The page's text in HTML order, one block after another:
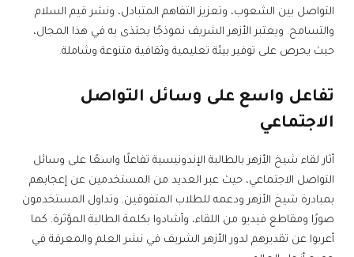
التواصل بين الشعوب، وتعزيز التفاهم المتبادل، ونشر قيم السلام
والتسامح. ويعتبر الأزهر الشريف نموذجًا يحتذى به في هذا المجال،
حيث يحرص على توفير بيئة تعليمية وثقافية متنوعة وشاملة.
تفاعل واسع على وسائل التواصل
الاجتماعي
أثار لقاء شيخ الأزهر بالطالبة الإندونيسية تفاعلًا واسعًا على وسائل
التواصل الاجتماعي، حيث عبر العديد من المستخدمين عن إعجابهم
بمبادرة شيخ الأزهر ودعمه للطلاب المتفوقين. وتداول المستخدمون
صورًا ومقاطع فيديو من اللقاء، وأشادوا بكلمة الطالبة المؤثرة. كما
أعربوا عن تقديرهم لدور الأزهر الشريف في نشر العلم والمعرفة في